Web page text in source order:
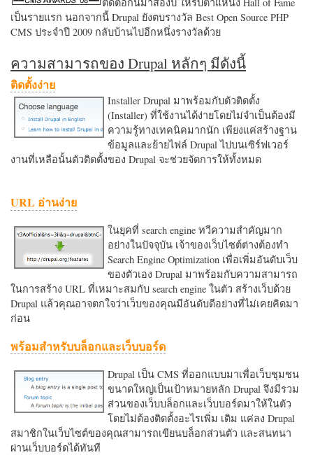
เป็นรายแรก นอกจากนี้ Drupal ยังตบรางวัล Best Open Source PHP
CMS ประจำปี 2009 กลับบ้านไปอีกหนึ่งรางวัลด้วย
ความสามารถของ Drupal หลักๆ มีดังนี้
ติดตั้งง่าย
Installer Drupal มาพร้อมกับตัวติดตั้ง
(Installer) ที่ใช้งานได้ง่ายโดยไม่จำเป็นต้องมี
ความรู้ทางเทคนิคมากนัก เพียงแค่สร้างฐาน
ข้อมูลและย้ายไฟล์ Drupal ไปบนเซิร์ฟเวอร์
งานที่เหลือนั้นตัวติดตั้งของ Drupal จะช่วยจัดการให้ทั้งหมด
URL อ่านง่าย
ในยุคที่ search engine ทวีความสำคัญมาก
อย่างในปัจจุบัน เจ้าของเว็บไซต์ต่างต้องทำ
Search Engine Optimization เพื่อเพิ่มอันดับเว็บ
ของตัวเอง Drupal มาพร้อมกับความสามารถ
ในการสร้าง URL ที่เหมาะสมกับ search engine ในตัว สร้างเว็บด้วย
Drupal แล้วคุณอาจตกใจว่าเว็บของคุณมีอันดับดีอย่างที่ไม่เคยคิดมา
ก่อน
พร้อมสำหรับบล็อกและเว็บบอร์ด
Drupal เป็น CMS ที่ออกแบบมาเพื่อเว็บชุมชน
ขนาดใหญ่เป็นเป้าหมายหลัก Drupal จึงมีรวม
ส่วนของเว็บบล็อกและเว็บบอร์ดมาให้ในตัว
โดยไม่ต้องติดตั้งอะไรเพิ่ม เติม แค่ลง Drupal
สมาชิกในเว็บไซต์ของคุณสามารถเขียนบล็อกส่วนตัว และสนทนา
ผ่านเว็บบอร์ดได้ทันที